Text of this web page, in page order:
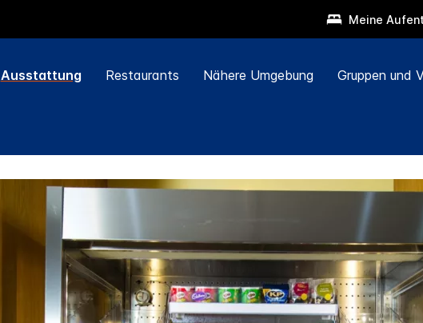
Meine
Ausstattung Restaurants Nähere Umgebung Gruppen und